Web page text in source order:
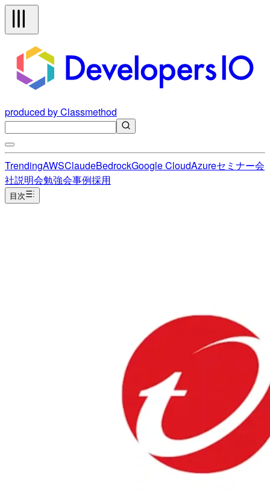
produced by Classmethod
TrendingAWSClaudeBedrockGoogle CloudAzureセミナー会
社説明会勉強会事例採用
目次